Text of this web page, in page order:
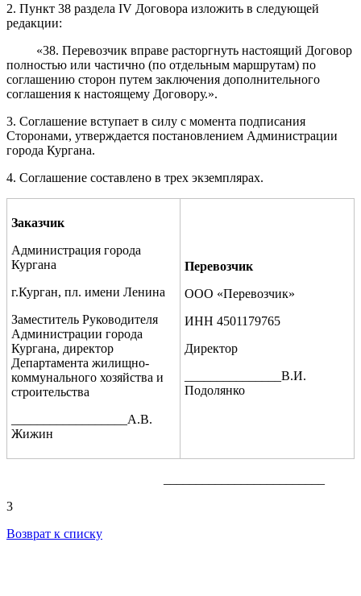
2. Пункт 38 раздела IV Договора изложить в следующей
редакции:
«38. Перевозчик вправе расторгнуть настоящий Договор
полностью или частично (по отдельным маршрутам) по
соглашению сторон путем заключения дополнительного
соглашения к настоящему Договору.».
3. Соглашение вступает в силу с момента подписания
Сторонами, утверждается постановлением Администрации
города Кургана.
4. Соглашение составлено в трех экземплярах.
Заказчик
Администрация города
Кургана
г.Курган, пл. имени Ленина
Заместитель Руководителя
Администрации города
Кургана, директор
Департамента жилищно-
коммунального хозяйства и
строительства
__________________А.В.
Жижин
Перевозчик
ООО «Перевозчик»
ИНН 4501179765
Директор
_______________В.И.
Подолянко
3
Возврат к списку